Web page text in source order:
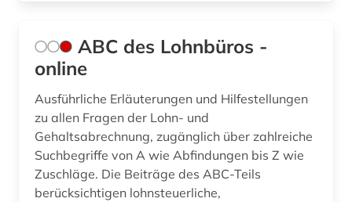
aufklärung (1)
ausbildung (1)
auschwitz-prozess (2)
ausland (1)
Suedamerika (3)
Suedosteuropa (1)
Tschechische Republik (2)
ABC des Lohnbüros -
online
Ausführliche Erläuterungen und Hilfestellungen
zu allen Fragen der Lohn- und
Gehaltsabrechnung, zugänglich über zahlreiche
Suchbegriffe von A wie Abfindungen bis Z wie
Zuschläge. Die Beiträge des ABC-Teils
berücksichtigen lohnsteuerliche,